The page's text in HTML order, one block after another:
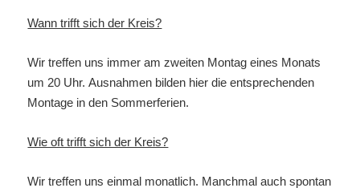
Wann trifft sich der Kreis?
Wir treffen uns immer am zweiten Montag eines Monats
um 20 Uhr.Ausnahmen bilden hier die entsprechenden
Montage in den Sommerferien.
Wie oft trifft sich der Kreis?
Wir treffen uns einmal monatlich. Manchmal auch spontan